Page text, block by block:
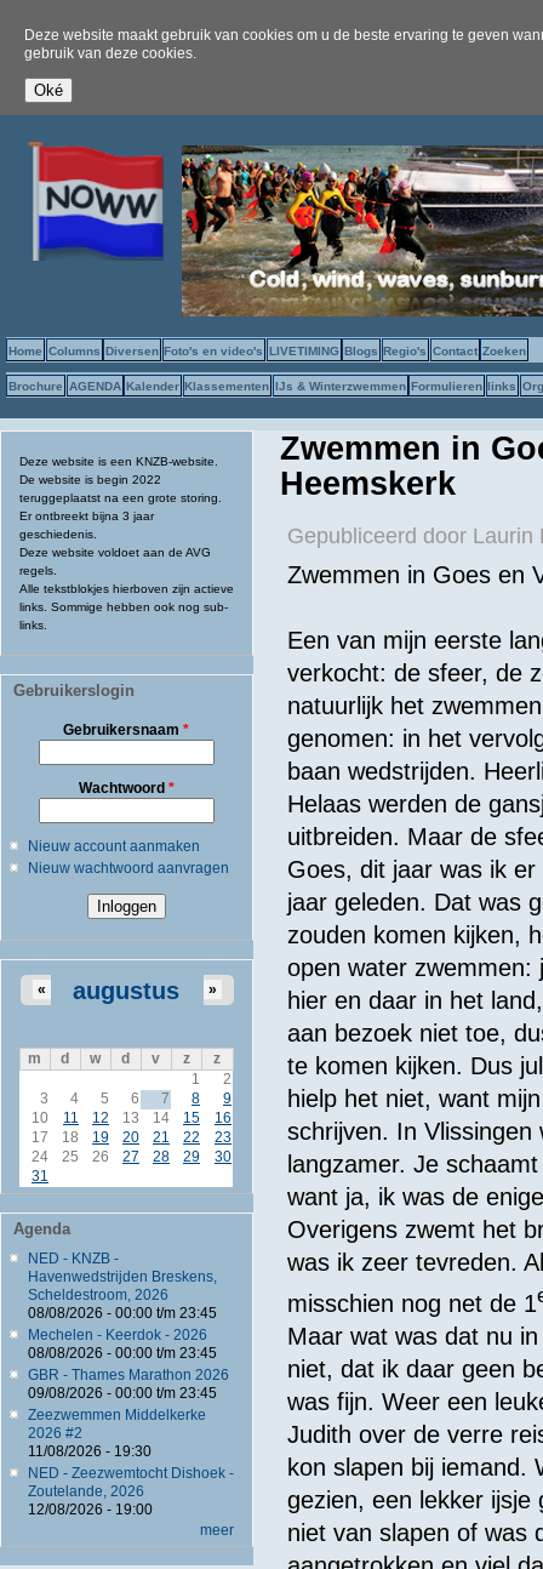
Deze website maakt gebruik van cookies om u de beste ervaring te geven
gebruik van deze cookies.
Home Columns Diversen Foto's en video's LIVETIMING Blogs Regio's Contact Zoeken
Brochure AGENDA Kalender Klassementen IJs & Winterzwemmen Formulieren links
Deze website is een KNZB-website.
De website is begin 2022
teruggeplaatst na een grote storing.
Er ontbreekt bijna 3 jaar
geschiedenis.
Deze website voldoet aan de AVG
regels.
Alle tekstblokjes hierboven zijn actieve
links. Sommige hebben ook nog sub-
links.
Gebruikerslogin
Gebruikersnaam*
Wachtwoord *
Nieuw account aanmaken
Nieuw wachtwoord aanvragen
augustus
« »
m d w d v z
z
1
2
3
4 5 6 7 8
9
10
11 12 13 14 15
16
17
18 19 20 21 22
23
24
25 26 27 28 29
30
31
Agenda
NED - KNZB -
Havenwedstrijden Breskens,
Scheldestroom, 2026
08/08/2026 - 00:00t/m 23:45
Mechelen - Keerdok - 2026
08/08/2026 - 00:00t/m 23:45
GBR - Thames Marathon 2026
09/08/2026 - 00:00t/m 23:45
Zeezwemmen Middelkerke
2026 #2
11/08/2026 - 19:30
NED - Zeezwemtocht Dishoek -
Zoutelande, 2026
12/08/2026 - 19:00
meer
Zwemmen in
Heemskerk
Gepubliceerd door Laurin
Zwemmen in Goes en
Een van mijn eerste
verkocht: de sfeer, de
natuurlijk het
genomen: in het
baan wedstrijden.
Helaas werden de
uitbreiden. Maar de
Goes, dit jaar was ik
jaar geleden. Dat was
zouden komen kijken,
open water zwemmen:
hier en daar in het
aan bezoek niet toe,
te komen kijken. Dus
hielp het niet, want
schrijven. In
langzamer. Je
want ja, ik was de
Overigens zwemt het
was ik zeer tevreden.
misschien nog net de 1
Maar wat was dat nu
niet, dat ik daar geen
was fijn. Weer een
Judith over de verre
kon slapen bij iemand.
gezien, een lekker
niet van slapen of was